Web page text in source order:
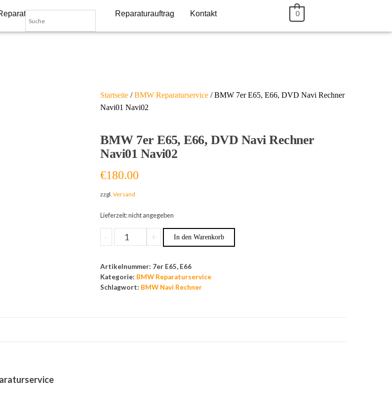
Dienstleistungen Reparaturauftrag Kontakt 0
Startseite /BMW Reparaturservice / BMW 7er E65, E66, DVD Navi Rechner
Navi01 Navi02
BMW 7er E65, E66, DVD Navi Rechner
Navi01 Navi02
€180.00
zzgl.Versand
Lieferzeit: nicht angegeben
- + In den Warenkorb
Artikelnummer: 7er E65, E66
Kategorie: BMW Reparaturservice
Schlagwort: BMW Navi Rechner